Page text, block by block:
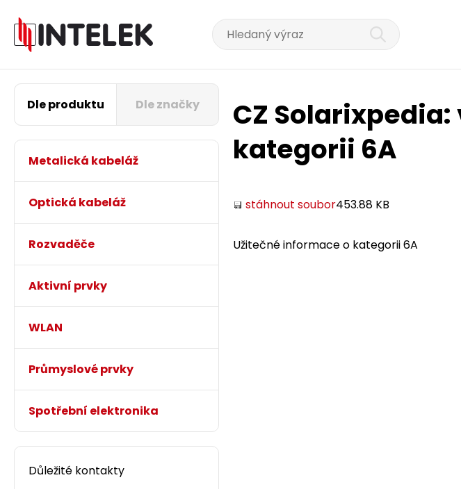
Dle produktu Dle značky
Metalická kabeláž
Optická kabeláž
Rozvaděče
Aktivní prvky
WLAN
Průmyslové prvky
Spotřební elektronika
Důležité kontakty
CZ
kategorii 6A
stáhnout soubor453.88 KB
Užitečné informace o kategorii 6A